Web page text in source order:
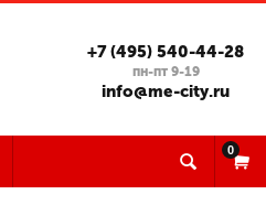
+7 (495) 540-44-28
пн-пт 9-19
info@me-city.ru
0